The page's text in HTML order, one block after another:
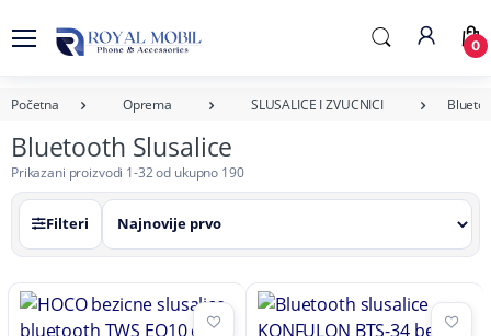
0
Početna Oprema SLUSALICE I ZVUCNICI
Bluetooth Slusalice
Prikazani proizvodi 1-32 od ukupno 190
Filteri